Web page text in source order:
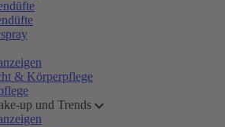
& Körperpflege
up und Trends